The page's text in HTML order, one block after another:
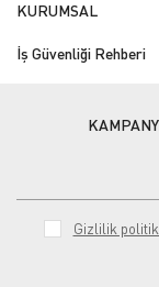
KURUMSAL
İş Güvenliği Rehberi
Gizlilik